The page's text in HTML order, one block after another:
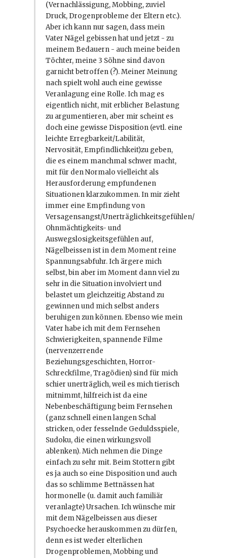
(Vernachlässigung, Mobbing, zuviel
Druck, Drogenprobleme der Eltern etc.).
Aber ich kann nur sagen, dass mein
Vater Nägel gebissen hat und jetzt - zu
meinem Bedauern - auch meine beiden
Töchter, meine 3 Söhne sind davon
garnicht betroffen (?). Meiner Meinung
nach spielt wohl auch eine gewisse
Veranlagung eine Rolle. Ich mag es
eigentlich nicht, mit erblicher Belastung
zu argumentieren, aber mir scheint es
doch eine gewisse Disposition (evtl. eine
leichte Erregbarkeit/Labilität,
Nervosität, Empfindlichkeit)zu geben,
die es einem manchmal schwer macht,
mit für den Normalo vielleicht als
Herausforderung empfundenen
Situationen klarzukommen. In mir zieht
immer eine Empfindung von
Versagensangst/Unerträglichkeitsgefühlen/
Ohnmächtigkeits- und
Auswegslosigkeitsgefühlen auf,
Nägelbeissen ist in dem Moment reine
Spannungsabfuhr. Ich ärgere mich
selbst, bin aber im Moment dann viel zu
sehr in die Situation involviert und
belastet um gleichzeitig Abstand zu
gewinnen und mich selbst anders
beruhigen zun können. Ebenso wie mein
Vater habe ich mit dem Fernsehen
Schwierigkeiten, spannende Filme
(nervenzerrende
Beziehungsgeschichten, Horror-
Schreckfilme, Tragödien) sind für mich
schier unerträglich, weil es mich tierisch
mitnimmt, hilfreich ist da eine
Nebenbeschäftigung beim Fernsehen
(ganz schnell einen langen Schal
stricken, oder fesselnde Geduldsspiele,
Sudoku, die einen wirkungsvoll
ablenken). Mich nehmen die Dinge
einfach zu sehr mit. Beim Stottern gibt
es ja auch so eine Disposition und auch
das so schlimme Bettnässen hat
hormonelle (u. damit auch familiär
veranlagte) Ursachen. Ich wünsche mir
mit dem Nägelbeissen aus dieser
Psychoecke herauskommen zu dürfen,
denn es ist weder elterlichen
Drogenproblemen, Mobbing und